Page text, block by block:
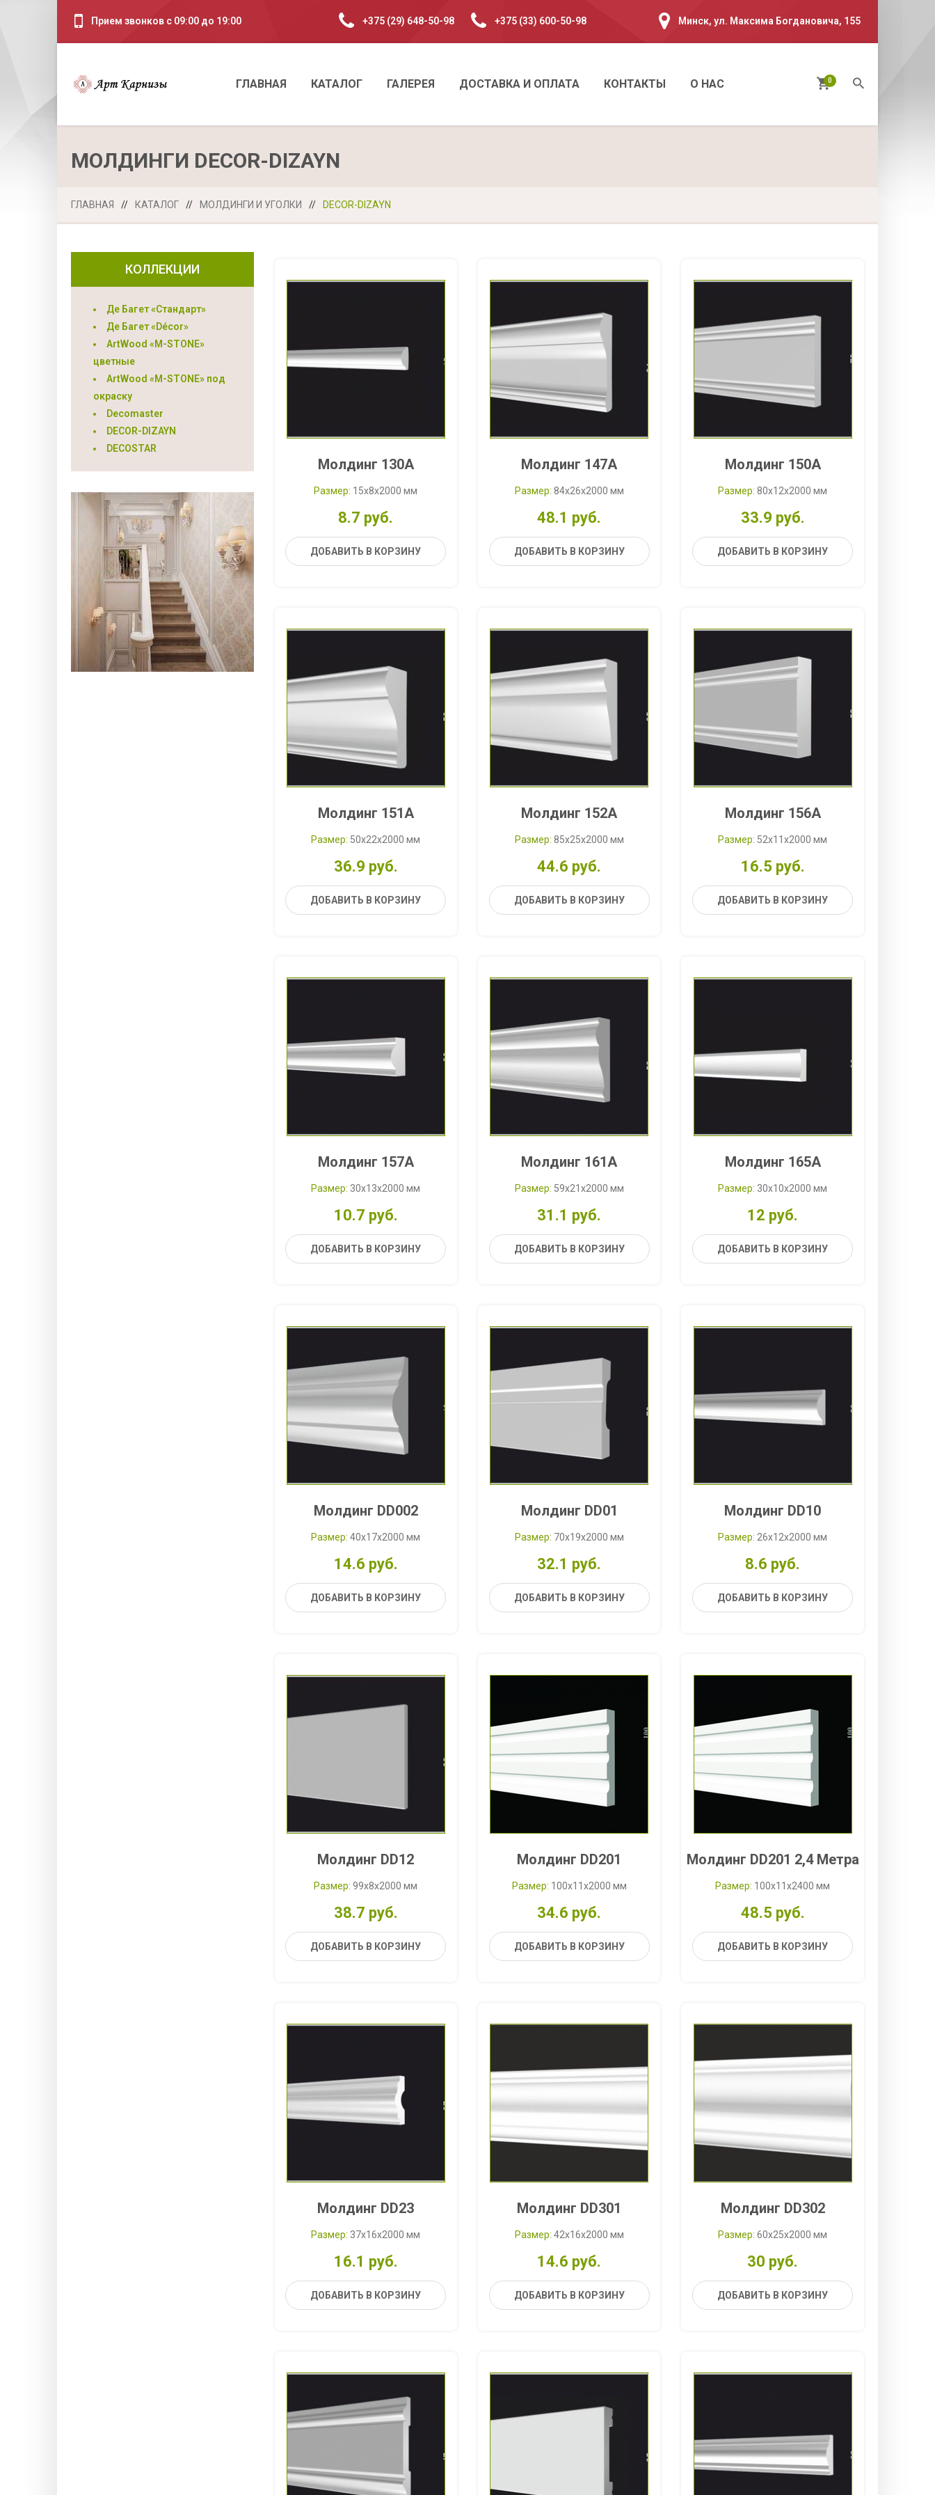
Прием звонков с 09:00 до 19:00 +375 (29) 648-50-98 +375 (33) 600-50-98 Минск, ул. Максима Богдановича, 155
ГЛАВНАЯ КАТАЛОГ ГАЛЕРЕЯ ДОСТАВКА И ОПЛАТА КОНТАКТЫ О НАС 0
МОЛДИНГИ DECOR-DIZAYN
ГЛАВНАЯ // КАТАЛОГ // МОЛДИНГИ И УГОЛКИ // DECOR-DIZAYN
КОЛЛЕКЦИИ
Де Багет «Стандарт»
Де Багет «Décor»
ArtWood «M-STONE»
цветные
ArtWood «M-STONE» под
окраску
Decomaster
DECOR-DIZAYN
DECOSTAR
Молдинг 130A
Размер: 15x8x2000 мм
8.7 руб.
ДОБАВИТЬ В КОРЗИНУ
Молдинг 147A
Размер: 84x26x2000 мм
48.1 руб.
ДОБАВИТЬ В КОРЗИНУ
Молдинг 150A
Размер: 80x12x2000 мм
33.9 руб.
ДОБАВИТЬ В КОРЗИНУ
Молдинг 151A
Размер: 50x22x2000 мм
36.9 руб.
ДОБАВИТЬ В КОРЗИНУ
Молдинг 152A
Размер: 85x25x2000 мм
44.6 руб.
ДОБАВИТЬ В КОРЗИНУ
Молдинг 156A
Размер: 52x11x2000 мм
16.5 руб.
ДОБАВИТЬ В КОРЗИНУ
Молдинг 157A
Размер: 30x13x2000 мм
10.7 руб.
ДОБАВИТЬ В КОРЗИНУ
Молдинг 161A
Размер: 59x21x2000 мм
31.1 руб.
ДОБАВИТЬ В КОРЗИНУ
Молдинг 165A
Размер: 30x10x2000 мм
12 руб.
ДОБАВИТЬ В КОРЗИНУ
Молдинг DD002
Размер: 40x17x2000 мм
14.6 руб.
ДОБАВИТЬ В КОРЗИНУ
Молдинг DD01
Размер: 70x19x2000 мм
32.1 руб.
ДОБАВИТЬ В КОРЗИНУ
Молдинг DD10
Размер: 26x12x2000 мм
8.6 руб.
ДОБАВИТЬ В КОРЗИНУ
Молдинг DD12
Размер: 99x8x2000 мм
38.7 руб.
ДОБАВИТЬ В КОРЗИНУ
Молдинг DD201
Размер: 100x11x2000 мм
34.6 руб.
ДОБАВИТЬ В КОРЗИНУ
Молдинг DD201 2,4 Метра
Размер: 100x11x2400 мм
48.5 руб.
ДОБАВИТЬ В КОРЗИНУ
Молдинг DD23
Размер: 37x16x2000 мм
16.1 руб.
ДОБАВИТЬ В КОРЗИНУ
Молдинг DD301
Размер: 42x16x2000 мм
14.6 руб.
ДОБАВИТЬ В КОРЗИНУ
Молдинг DD302
Размер: 60x25x2000 мм
30 руб.
ДОБАВИТЬ В КОРЗИНУ